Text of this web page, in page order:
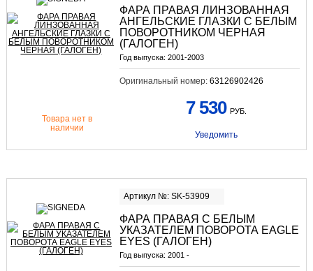
ФАРА ПРАВАЯ ЛИНЗОВАННАЯ
АНГЕЛЬСКИЕ ГЛАЗКИ С БЕЛЫМ
ПОВОРОТНИКОМ ЧЕРНАЯ
(ГАЛОГЕН)
Год выпуска: 2001-2003
Оригинальный номер: 63126902426
Товара нет в
наличии
7 530 РУБ.
Уведомить
Артикул №: SK-53909
ФАРА ПРАВАЯ С БЕЛЫМ
УКАЗАТЕЛЕМ ПОВОРОТА EAGLE
EYES (ГАЛОГЕН)
Год выпуска: 2001 -